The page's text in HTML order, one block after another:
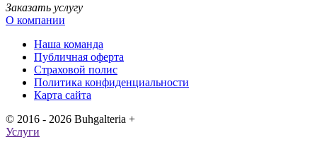
Заказать услугу
О компании
Наша команда
Публичная оферта
Страховой полис
Политика конфиденциальности
Карта сайта
© 2016 - 2026 Buhgalteria +
Услуги